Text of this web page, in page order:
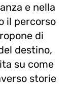
e nella
il percorso
di
destino,
su come
storie